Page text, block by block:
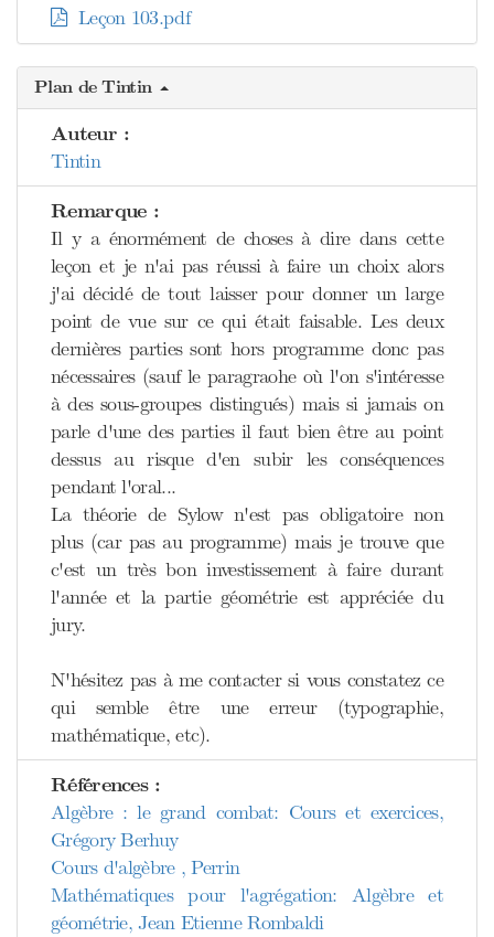
Leçon 103.pdf
Plan de Tintin
Auteur :
Tintin
Remarque :
Il y a énormément de choses à dire dans cette
leçon et je n'ai pas réussi à faire un choix alors
j'ai décidé de tout laisser pour donner un large
point de vue sur ce qui était faisable. Les deux
dernières parties sont hors programme donc pas
nécessaires (sauf le paragraohe où l'on s'intéresse
à des sous-groupes distingués) mais si jamais on
parle d'une des parties il faut bien être au point
dessus au risque d'en subir les conséquences
pendant l'oral...
La théorie de Sylow n'est pas obligatoire non
plus (car pas au programme) mais je trouve que
c'est un très bon investissement à faire durant
l'année et la partie géométrie est appréciée du
jury.
N'hésitez pas à me contacter si vous constatez ce
qui semble être une erreur (typographie,
mathématique, etc).
Références :
Algèbre : le grand combat: Cours et exercices,
Grégory Berhuy
Cours d'algèbre , Perrin
Mathématiques pour l'agrégation: Algèbre et
géométrie, Jean Etienne Rombaldi